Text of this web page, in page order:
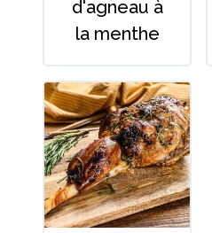
d'agneau à
la menthe
La saucisserie artisanale
Les brochettes